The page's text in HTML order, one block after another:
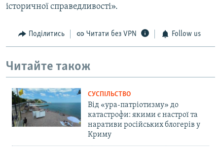
історичної справедливості».
Поділитись Читати без VPN Follow us
Читайте також
СУСПІЛЬСТВО
Від «ура-патріотизму» до
катастрофи: якими є настрої та
наративи російських блогерів у
Криму